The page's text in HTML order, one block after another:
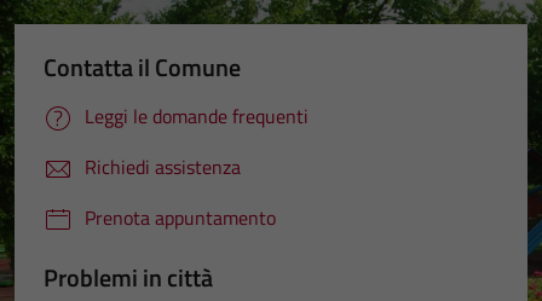
Contatta il Comune
Leggi le domande frequenti
Richiedi assistenza
Prenota appuntamento
Problemi in città